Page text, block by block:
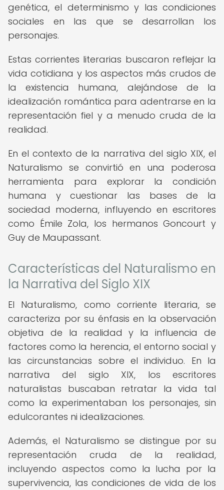
genética, el determinismo y las condiciones
sociales en las que se desarrollan los
personajes.
Estas corrientes literarias buscaron reflejar la
vida cotidiana y los aspectos más crudos de
la existencia humana, alejándose de la
idealización romántica para adentrarse en la
representación fiel y a menudo cruda de la
realidad.
En el contexto de la narrativa del siglo XIX, el
Naturalismo se convirtió en una poderosa
herramienta para explorar la condición
humana y cuestionar las bases de la
sociedad moderna, influyendo en escritores
como Émile Zola, los hermanos Goncourt y
Guy de Maupassant.
Características del Naturalismo en
la Narrativa del Siglo XIX
El Naturalismo, como corriente literaria, se
caracteriza por su énfasis en la observación
objetiva de la realidad y la influencia de
factores como la herencia, el entorno social y
las circunstancias sobre el individuo. En la
narrativa del siglo XIX, los escritores
naturalistas buscaban retratar la vida tal
como la experimentaban los personajes, sin
edulcorantes ni idealizaciones.
Además, el Naturalismo se distingue por su
representación cruda de la realidad,
incluyendo aspectos como la lucha por la
supervivencia, las condiciones de vida de los